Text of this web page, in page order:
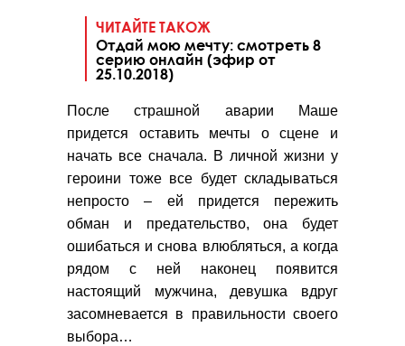
ЧИТАЙТЕ ТАКОЖ
Отдай мою мечту: смотреть 8
серию онлайн (эфир от
25.10.2018)
После страшной аварии Маше
придется оставить мечты о сцене и
начать все сначала. В личной жизни у
героини тоже все будет складываться
непросто – ей придется пережить
обман и предательство, она будет
ошибаться и снова влюбляться, а когда
рядом с ней наконец появится
настоящий мужчина, девушка вдруг
засомневается в правильности своего
выбора…